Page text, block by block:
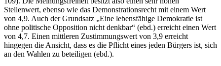
Stellenwert, ebenso wie das Demonstrationsrecht mit einem Wert
von 4,9. Auch der Grundsatz „Eine lebensfähige Demokratie ist
ohne politische Opposition nicht denkbar“ (ebd.) erreicht einen Wert
von 4,7. Einen mittleren Zustimmungswert von 3,9 erreicht
hingegen die Ansicht, dass es die Pflicht eines jeden Bürgers ist, sich
an den Wahlen zu beteiligen (ebd.).